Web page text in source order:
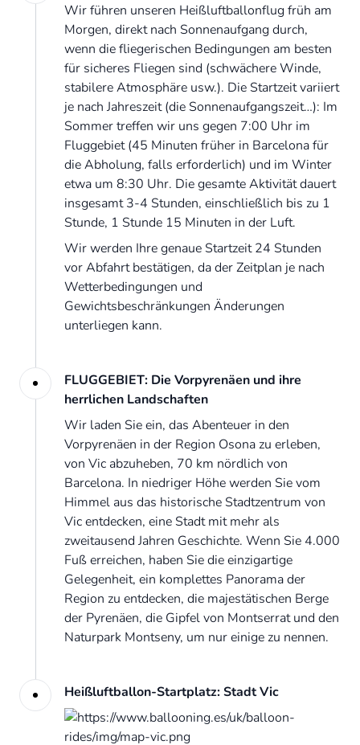
Wir führen unseren Heißluftballonflug früh am
Morgen, direkt nach Sonnenaufgang durch,
wenn die fliegerischen Bedingungen am besten
für sicheres Fliegen sind (schwächere Winde,
stabilere Atmosphäre usw.). Die Startzeit variiert
je nach Jahreszeit (die Sonnenaufgangszeit…): Im
Sommer treffen wir uns gegen 7:00 Uhr im
Fluggebiet (45 Minuten früher in Barcelona für
die Abholung, falls erforderlich) und im Winter
etwa um 8:30 Uhr. Die gesamte Aktivität dauert
insgesamt 3-4 Stunden, einschließlich bis zu 1
Stunde, 1 Stunde 15 Minuten in der Luft.
Wir werden Ihre genaue Startzeit 24 Stunden
vor Abfahrt bestätigen, da der Zeitplan je nach
Wetterbedingungen und
Gewichtsbeschränkungen Änderungen
unterliegen kann.
FLUGGEBIET: Die Vorpyrenäen und ihre
herrlichen Landschaften
Wir laden Sie ein, das Abenteuer in den
Vorpyrenäen in der Region Osona zu erleben,
von Vic abzuheben, 70 km nördlich von
Barcelona. In niedriger Höhe werden Sie vom
Himmel aus das historische Stadtzentrum von
Vic entdecken, eine Stadt mit mehr als
zweitausend Jahren Geschichte. Wenn Sie 4.000
Fuß erreichen, haben Sie die einzigartige
Gelegenheit, ein komplettes Panorama der
Region zu entdecken, die majestätischen Berge
der Pyrenäen, die Gipfel von Montserrat und den
Naturpark Montseny, um nur einige zu nennen.
Heißluftballon-Startplatz: Stadt Vic